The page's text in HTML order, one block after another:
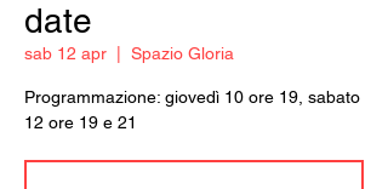
date
sab 12 apr Spazio Gloria
Programmazione: giovedì 10 ore 19, sabato
12 ore 19 e 21